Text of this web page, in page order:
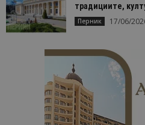
традициите,
Перник 17/06/